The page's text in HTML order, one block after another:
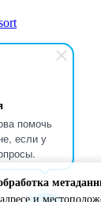
помочь
если у
и
данных